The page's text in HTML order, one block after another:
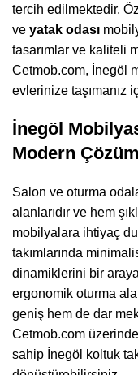
tercih edilmektedir.
ve yatak odası
tasarımlar ve kaliteli
Cetmob.com, İnegöl
evlerinize taşımanız
İnegöl
Modern
Salon ve oturma
alanlarıdır ve hem
mobilyalara ihtiyaç
takımlarında
dinamiklerini bir
ergonomik oturma
geniş hem de dar
Cetmob.com
sahip İnegöl koltuk